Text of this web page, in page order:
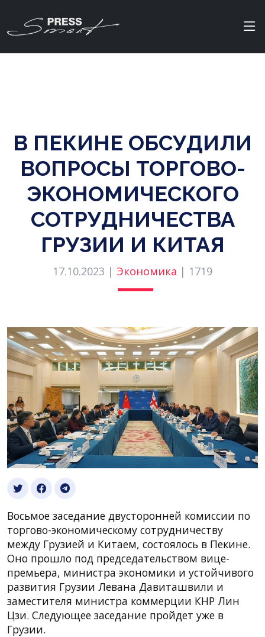
В ПЕКИНЕ ОБСУДИЛИ
ВОПРОСЫ ТОРГОВО-
ЭКОНОМИЧЕСКОГО
СОТРУДНИЧЕСТВА
ГРУЗИИ И КИТАЯ
17.10.2023 | Экономика | 1719
Восьмое заседание двусторонней комиссии по
торгово-экономическому сотрудничеству
между Грузией и Китаем, состоялось в Пекине.
Оно прошло под председательством вице-
премьера, министра экономики и устойчивого
развития Грузии Левана Давиташвили и
заместителя министра коммерции КНР Лин
Цзи. Следующее заседание пройдет уже в
Грузии.